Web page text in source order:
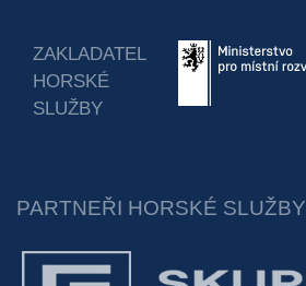
ZAKLADATEL
HORSKÉ
SLUŽBY
PARTNEŘI HORSKÉ SLUŽBY